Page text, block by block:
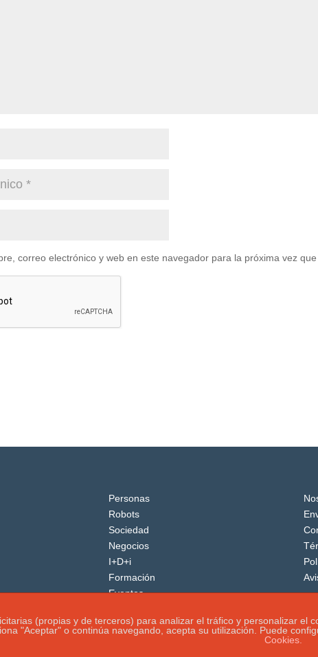
correo electrónico y web en este navegador para la próxima vez que
Personas
Robots
Sociedad
Negocios
I+D+i
Formación
Eventos
(propias y de terceros) para analizar el tráfico y personalizar el
"Aceptar" o continúa navegando, acepta su utilización. Puede
Cookies.